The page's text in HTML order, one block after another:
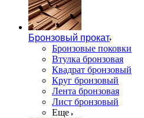
Бронзовый прокат
Бронзовые поковки
Втулка бронзовая
Квадрат бронзовый
Круг бронзовый
Лента бронзовая
Лист бронзовый
Еще